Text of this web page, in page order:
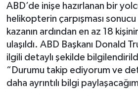
ABD’de inişe hazırlanan bir
helikopterin çarpışması
kazanın ardından en az 18
ulaşıldı. ABD Başkanı Donald
ilgili detaylı şekilde
“Durumu takip ediyorum ve
daha ayrıntılı bilgi
GÖKTÜRK
GÜNDEM
KEMERBURGAZ
KÜLTÜR - SANAT